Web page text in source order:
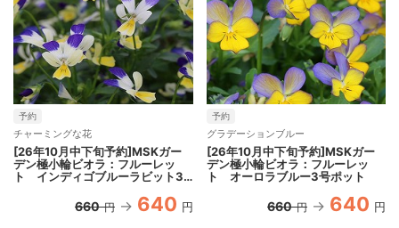
予約
チャーミングな花
[26年10月中下旬予約]MSKガー
デン極小輪ビオラ：フルーレッ
ト インディゴブルーラビット3
660 円 640 円
予約
グラデーションブルー
[26年10月中下旬予約]MSKガー
デン極小輪ビオラ：フルーレッ
ト オーロラブルー3号ポット
660 円 640 円